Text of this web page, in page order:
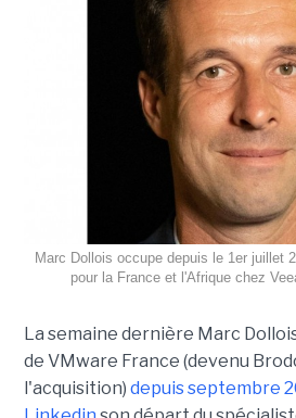
Marc Dollois occupe depuis le 1er juillet
pour la France et l'Afrique chez
La semaine dernière Marc
de VMware France (devenu
l'acquisition) depuis septembre